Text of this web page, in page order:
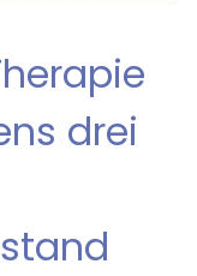
drei